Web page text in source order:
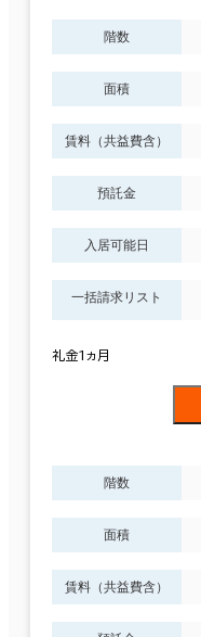
階数
面積
賃料（共益費含）
預託金
入居可能日
一括請求リスト
礼金1ヵ月
階数
面積
賃料（共益費含）